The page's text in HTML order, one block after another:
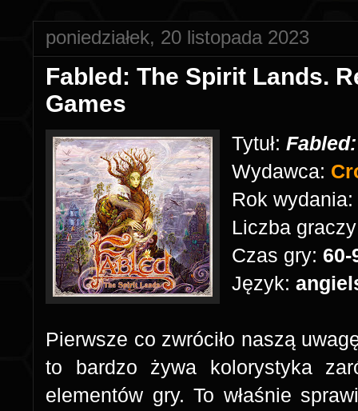
poniedziałek, 20 listopada 2023
Fabled: The Spirit Lands.
Games
Tytuł:
Wydawca:
Rok wydania:
Liczba
Czas gry:
Język:
Pierwsze co zwróciło naszą
to bardzo żywa kolorystyka
elementów gry. To właśnie